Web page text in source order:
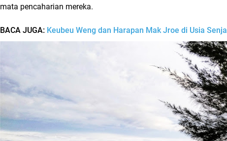
mata pencaharian mereka.
BACA JUGA: Keubeu Weng dan Harapan Mak Jroe di Usia Senja